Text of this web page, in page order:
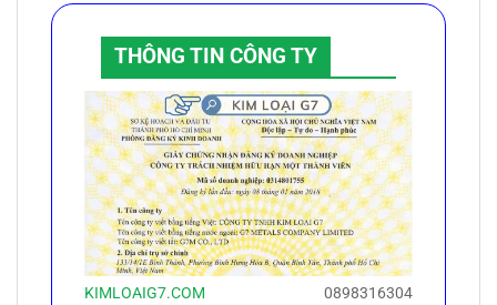
THÔNG TIN CÔNG TY
KIMLOAIG7.COM
0898316304